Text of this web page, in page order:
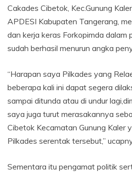
Cakades Cibetok, Kec.Gunung
APDESI Kabupaten Tangerang,
dan kerja keras Forkopimda dalam
sudah berhasil menurun angka
“Harapan saya Pilkades yang
beberapa kali ini dapat segera
sampai ditunda atau di undur
saya juga turut merasakannya
Cibetok Kecamatan Gunung Kaler
Pilkades serentak tersebut,”
Sementara itu pengamat politik